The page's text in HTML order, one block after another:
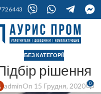
БЕЗ КАТЕГОРІЇ
рішення
adminOn 15 Грудня, 2020 0